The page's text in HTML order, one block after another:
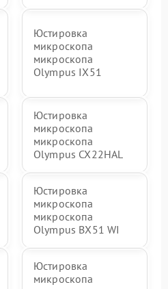
Юстировка
микроскопа
микроскопа
Olympus IX51
Юстировка
микроскопа
микроскопа
Olympus CX22HAL
Юстировка
микроскопа
микроскопа
Olympus BX51 WI
Юстировка
микроскопа